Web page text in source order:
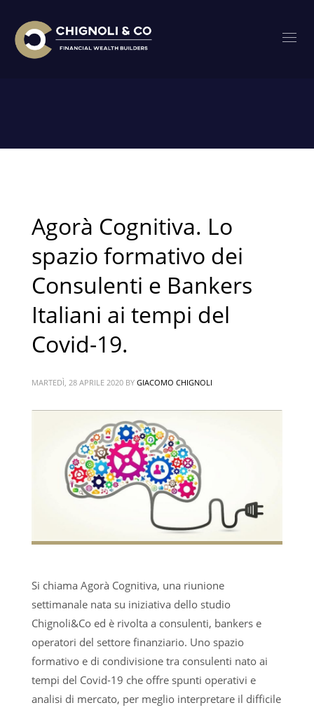
Agorà Cognitiva. Lo
spazio formativo dei
Consulenti e Bankers
Italiani ai tempi del
Covid-19.
MARTEDÌ, 28 APRILE 2020 BY GIACOMO CHIGNOLI
Si chiama Agorà Cognitiva, una riunione
settimanale nata su iniziativa dello studio
Chignoli&Co ed è rivolta a consulenti, bankers e
operatori del settore finanziario. Uno spazio
formativo e di condivisione tra consulenti nato ai
tempi del Covid-19 che offre spunti operativi e
analisi di mercato, per meglio interpretare il difficile